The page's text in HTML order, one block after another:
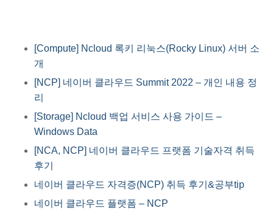
[Compute] Ncloud 록키 리눅스(Rocky Linux) 서버 소
개
[NCP] 네이버 클라우드 Summit 2022 – 개인 내용 정
리
[Storage] Ncloud 백업 서비스 사용 가이드 –
Windows Data
[NCA, NCP] 네이버 클라우드 프랫폼 기술자격 취득
후기
네이버 클라우드 자격증(NCP) 취득 후기&공부tip
네이버 클라우드 플랫폼 – NCP